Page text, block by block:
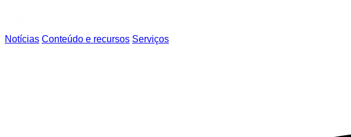
Notícias Conteúdo e recursos Serviços